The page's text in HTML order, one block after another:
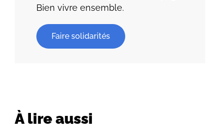
Bien vivre ensemble.
Faire solidarités
À lire aussi